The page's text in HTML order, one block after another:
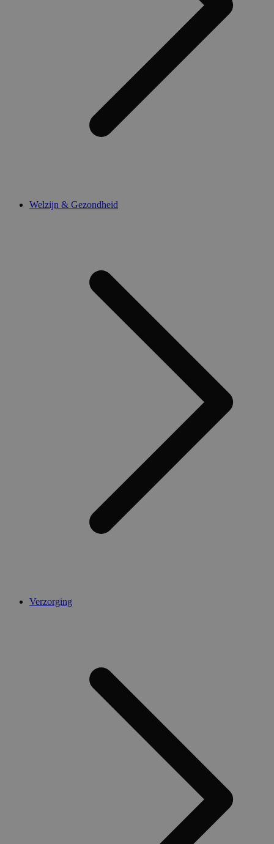
Welzijn & Gezondheid
Verzorging